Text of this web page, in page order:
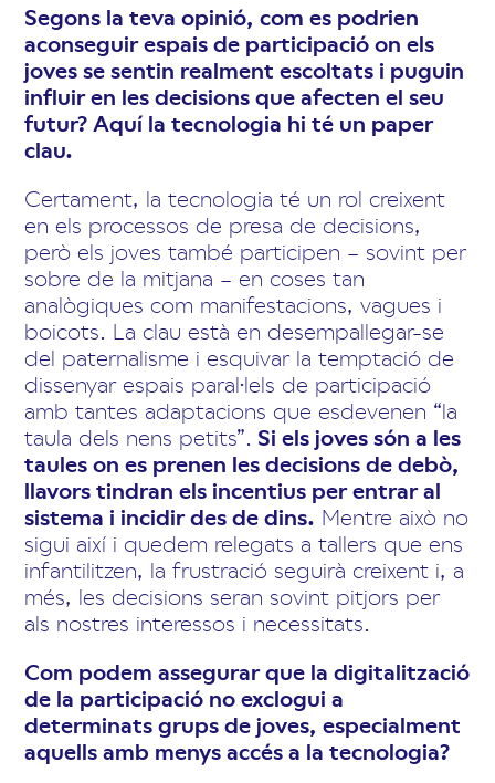
Segons la teva opinió, com es podrien
aconseguir espais de participació on els
joves se sentin realment escoltats i puguin
influir en les decisions que afecten el seu
futur? Aquí la tecnologia hi té un paper
clau.
Certament, la tecnologia té un rol creixent
en els processos de presa de decisions,
però els joves també participen – sovint per
sobre de la mitjana – en coses tan
analògiques com manifestacions, vagues i
boicots. La clau està en desempallegar-se
del paternalisme i esquivar la temptació de
dissenyar espais paral·lels de participació
amb tantes adaptacions que esdevenen “la
taula dels nens petits”. Si els joves són a les
taules on es prenen les decisions de debò,
llavors tindran els incentius per entrar al
sistema i incidir des de dins. Mentre això no
sigui així i quedem relegats a tallers que ens
infantilitzen, la frustració seguirà creixent i, a
més, les decisions seran sovint pitjors per
als nostres interessos i necessitats.
Com podem assegurar que la digitalització
de la participació no exclogui a
determinats grups de joves, especialment
aquells amb menys accés a la tecnologia?